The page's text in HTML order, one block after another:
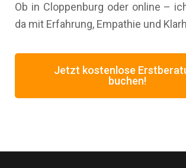
Ob in Cloppenburg oder online –
da mit Erfahrung, Empathie und
Jetzt kostenlose
buchen!